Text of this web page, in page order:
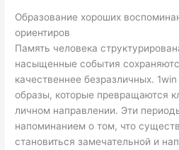
Образование хороших
ориентиров
Память человека
насыщенные события
качественнее безразличных.
образы, которые превращаются
личном направлении. Эти
напоминанием о том, что
становиться замечательной и